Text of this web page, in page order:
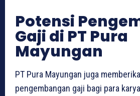
Potensi
Gaji di PT Pura
Mayungan
PT Pura Mayungan juga
pengembangan gaji bagi para